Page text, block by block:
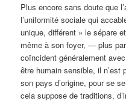
Plus encore sans doute que
l’uniformité sociale qui
unique, différent » le sépare
même à son foyer, — plus
coïncident généralement
être humain sensible, il n’est
son pays d’origine, pour se
cela suppose de traditions,